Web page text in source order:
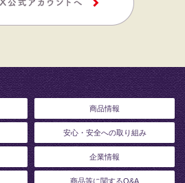
商品情報
安心・安全への取り組み
企業情報
商品等に関するQ&A